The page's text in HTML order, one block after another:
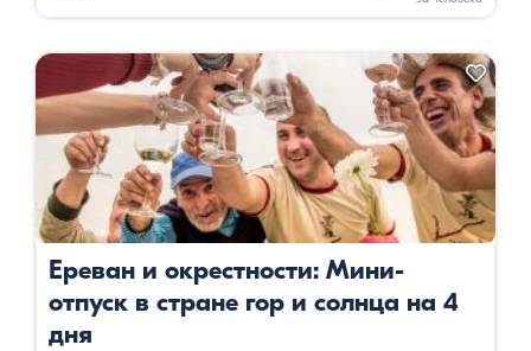
Ереван и окрестности: Мини-
отпуск в стране гор и солнца на 4
дня